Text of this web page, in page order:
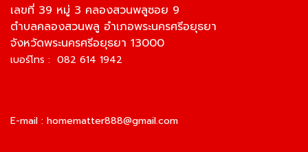
เลขที่ 39 หมู่ 3 คลองสวนพลูซอย 9
ตำบลคลองสวนพลู อำเภอพระนครศรีอยุธยา
จังหวัดพระนครศรีอยุธยา 13000
เบอร์โทร : 082 614 1942
E-mail : homematter888@gmail.com